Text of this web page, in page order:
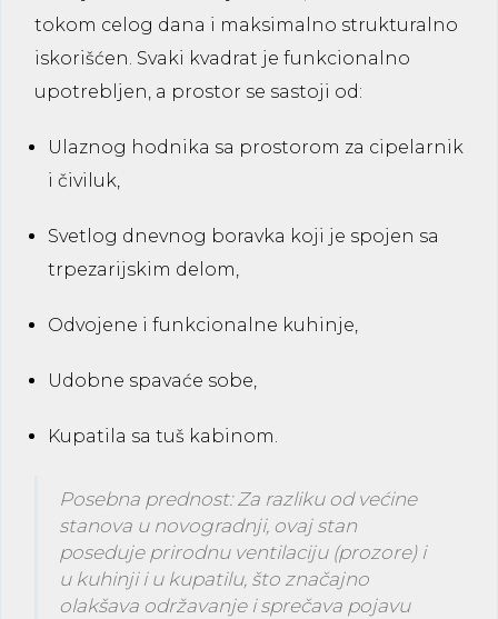
tokom celog dana i maksimalno strukturalno
iskorišćen. Svaki kvadrat je funkcionalno
upotrebljen, a prostor se sastoji od:
Ulaznog hodnika sa prostorom za cipelarnik
i čiviluk,
Svetlog dnevnog boravka koji je spojen sa
trpezarijskim delom,
Odvojene i funkcionalne kuhinje,
Udobne spavaće sobe,
Kupatila sa tuš kabinom.
Posebna prednost:Za razliku od većine
stanova u novogradnji, ovaj stan
poseduje prirodnu ventilaciju (prozore) i
u kuhinji i u kupatilu, što značajno
olakšava održavanje i sprečava pojavu